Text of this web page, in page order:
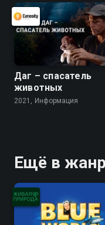
Даг – спасатель
животных
2021, Информация
Ещё в